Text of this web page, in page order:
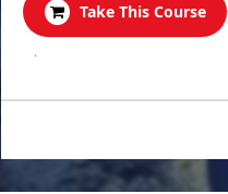
Take This Course
.